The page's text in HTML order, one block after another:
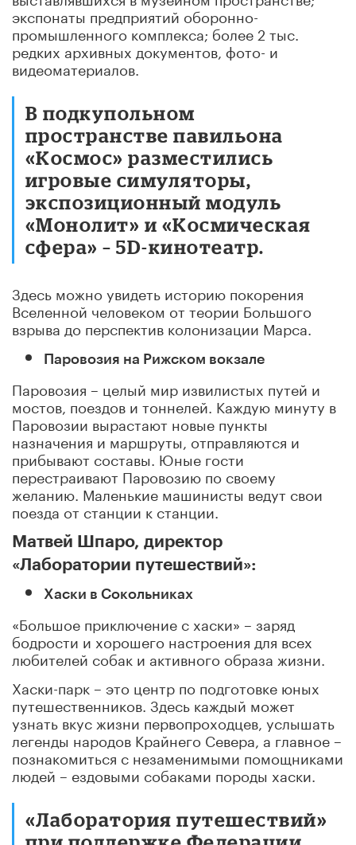
экспонаты предприятий оборонно-
промышленного комплекса; более 2 тыс.
редких архивных документов, фото- и
видеоматериалов.
В подкупольном
пространстве павильона
«Космос» разместились
игровые симуляторы,
экспозиционный модуль
«Монолит» и «Космическая
сфера» – 5D-кинотеатр.
Здесь можно увидеть историю покорения
Вселенной человеком от теории Большого
взрыва до перспектив колонизации Марса.
Паровозия на Рижском вокзале
Паровозия – целый мир извилистых путей и
мостов, поездов и тоннелей. Каждую минуту в
Паровозии вырастают новые пункты
назначения и маршруты, отправляются и
прибывают составы. Юные гости
перестраивают Паровозию по своему
желанию. Маленькие машинисты ведут свои
поезда от станции к станции.
Матвей Шпаро, директор
«Лаборатории путешествий»:
Хаски в Сокольниках
«Большое приключение с хаски» – заряд
бодрости и хорошего настроения для всех
любителей собак и активного образа жизни.
Хаски-парк – это центр по подготовке юных
путешественников. Здесь каждый может
узнать вкус жизни первопроходцев, услышать
легенды народов Крайнего Севера, а главное –
познакомиться с незаменимыми помощниками
людей – ездовыми собаками породы хаски.
«Лаборатория путешествий»